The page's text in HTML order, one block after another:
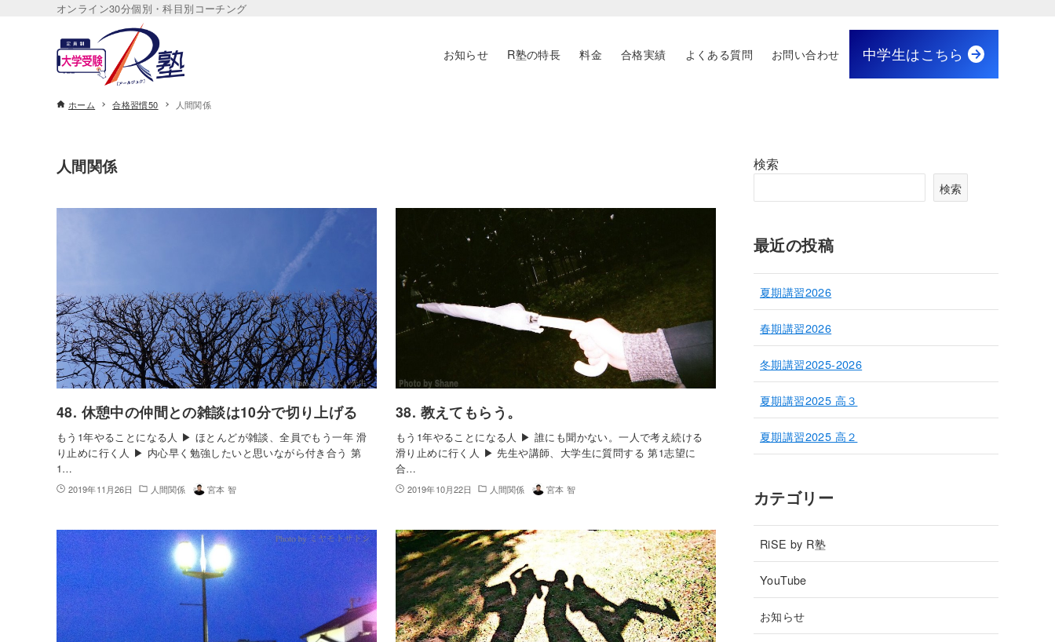
オンライン30分個別・科目別コーチング
お知らせ R塾の特長 料金 合格実績 よくある質問 お問い合わせ 中学生はこちら
ホーム 合格習慣50 人間関係
人間関係
48. 休憩中の仲間との雑談は10分で切り上げる
もう1年やることになる人 ▶︎ ほとんどが雑談、全員でもう一年 滑
り止めに行く人 ▶︎ 内心早く勉強したいと思いながら付き合う 第
1…
2019年11月26日 人間関係 宮本 智
38. 教えてもらう。
もう1年やることになる人 ▶︎ 誰にも聞かない。一人で考え続ける
滑り止めに行く人 ▶︎ 先生や講師、大学生に質問する 第1志望に
合…
2019年10月22日 人間関係 宮本 智
検索
検索
最近の投稿
夏期講習2026
春期講習2026
冬期講習2025-2026
夏期講習2025 高３
夏期講習2025 高２
カテゴリー
RiSE by R塾
YouTube
お知らせ